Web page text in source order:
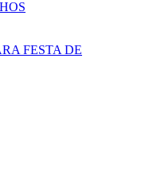
FESTA DE